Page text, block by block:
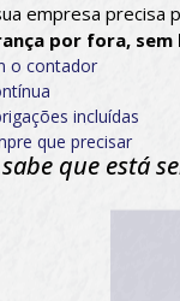
empresa precisa
por fora,
o contador
incluídas
que precisar
que está